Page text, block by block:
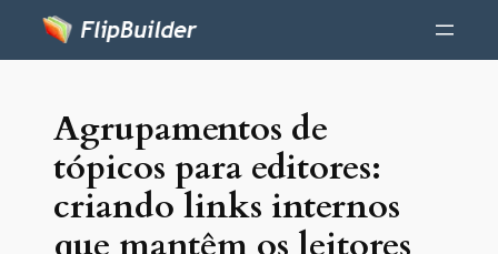
Agrupamentos de
tópicos para editores:
criando links internos